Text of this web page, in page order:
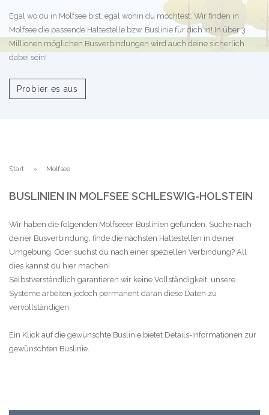
Egal wo du in Molfsee bist, egal wohin du möchtest. Wir finden in
Molfsee die passende Haltestelle bzw. Buslinie für dich in! In über 3
Millionen möglichen Busverbindungen wird auch deine sicherlich
dabei sein!
Probier es aus
Start Molfsee
BUSLINIEN IN MOLFSEE SCHLESWIG-HOLSTEIN
Wir haben die folgenden Molfseeer Buslinien gefunden. Suche nach
deiner Busverbindung, finde die nächsten Haltestellen in deiner
Umgebung. Oder suchst du nach einer speziellen Verbindung? All
dies kannst du hier machen!
Selbstverständlich garantieren wir keine Vollständigkeit, unsere
Systeme arbeiten jedoch permanent daran diese Daten zu
vervollständigen.
Ein Klick auf die gewünschte Buslinie bietet Details-Informationen zur
gewünschten Buslinie.